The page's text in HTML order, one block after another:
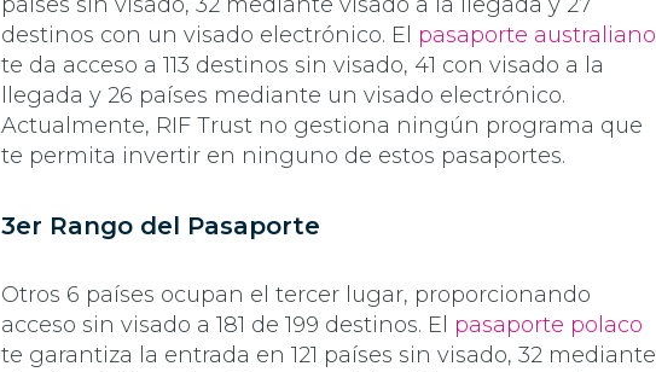
destinos con un visado electrónico. El pasaporte australiano
te da acceso a 113 destinos sin visado, 41 con visado a la
llegada y 26 países mediante un visado electrónico.
Actualmente, RIF Trust no gestiona ningún programa que
te permita invertir en ninguno de estos pasaportes.
3er Rango del Pasaporte
Otros 6 países ocupan el tercer lugar, proporcionando
acceso sin visado a 181 de 199 destinos. El pasaporte polaco
te garantiza la entrada en 121 países sin visado, 32 mediante